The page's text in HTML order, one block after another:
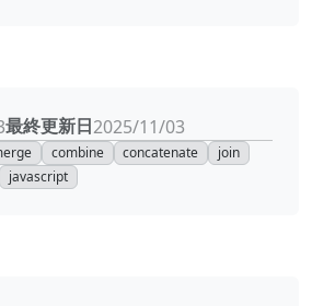
最終更新日2025/11/03
combine concatenate
join
javascript